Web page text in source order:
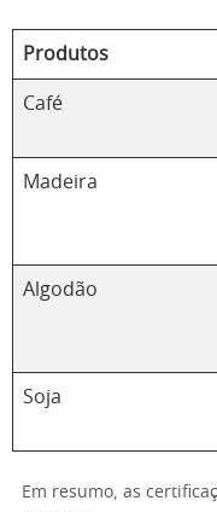
Produtos
Café
Madeira
Algodão
Soja
Em resumo, as